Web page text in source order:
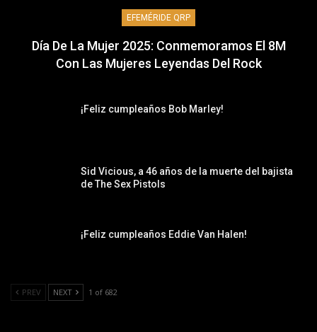
EFEMÉRIDE QRP
Día De La Mujer 2025: Conmemoramos El 8M
Con Las Mujeres Leyendas Del Rock
¡Feliz cumpleaños Bob Marley!
Sid Vicious, a 46 años de la muerte del bajista
de The Sex Pistols
¡Feliz cumpleaños Eddie Van Halen!
PREV NEXT 1 of 682